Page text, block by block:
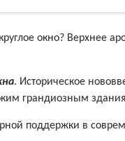
окно? Верхнее
. Историческое
грандиозным
поддержки в